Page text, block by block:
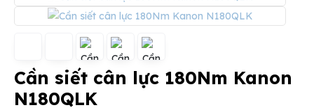
Cần siết cân lực 180Nm Kanon
N180QLK